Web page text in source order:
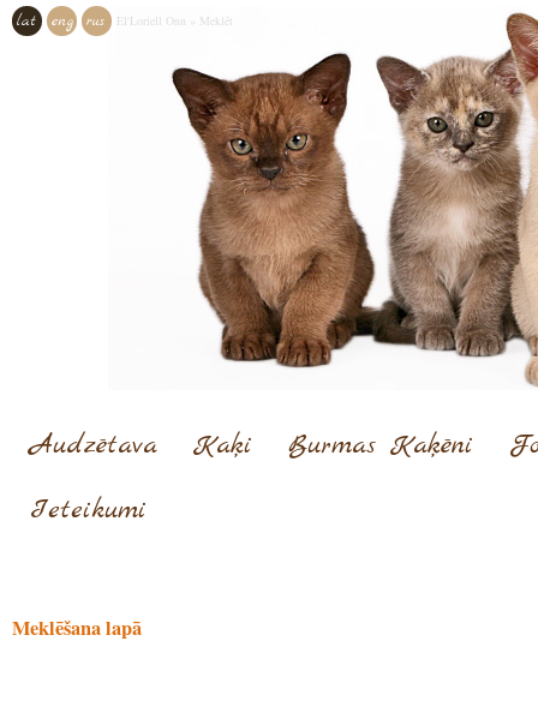
lat eng rus El'Loriell Onn Meklēt
Audzētava Kaķi Burmas Kaķēni
Ieteikumi
Meklēšana lapā